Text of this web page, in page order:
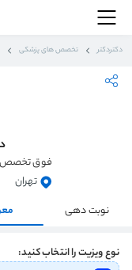
دکتردکتر تخصص های پزشکی
فوق تخصص
تهران
نوبت دهی
نوع ویزیت را انتخاب کنید: